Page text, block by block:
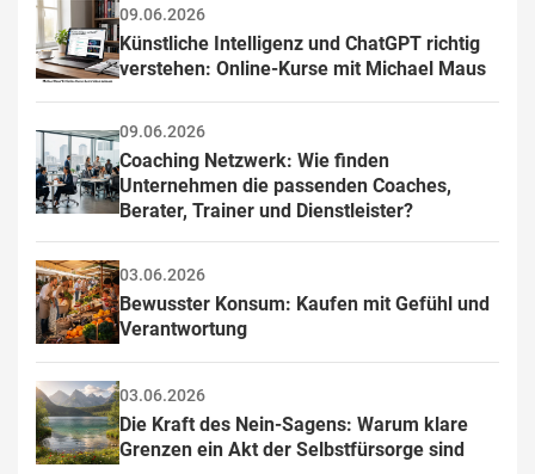
09.06.2026
Künstliche Intelligenz und ChatGPT richtig
verstehen: Online-Kurse mit Michael Maus
09.06.2026
Coaching Netzwerk: Wie finden
Unternehmen die passenden Coaches,
Berater, Trainer und Dienstleister?
03.06.2026
Bewusster Konsum: Kaufen mit Gefühl und
Verantwortung
03.06.2026
Die Kraft des Nein-Sagens: Warum klare
Grenzen ein Akt der Selbstfürsorge sind